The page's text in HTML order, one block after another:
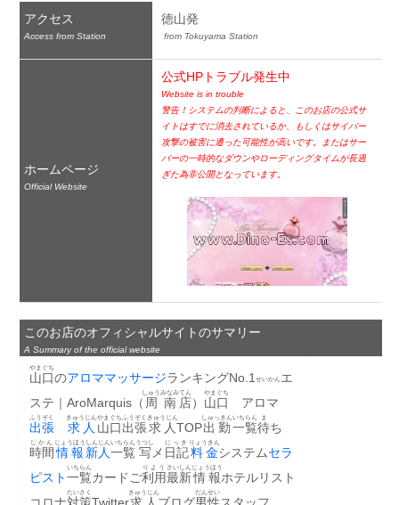
アクセス
Access from Station
徳山発
from Tokuyama Station
ホームページ
Official Website
公式HPトラブル発生中
Website is in trouble
警告！システムの判断によると、このお店の公式サ
イトはすでに消去されているか、もしくはサイバー
攻撃の被害に遭った可能性が高いです。またはサー
バーの一時的なダウンやローディングタイムが長過
ぎた為非公開となっています。
このお店のオフィシャルサイトのサマリー
A Summary of the official website
山口
やまぐち
のアロママッサージランキングNo.1 せいかん エ
ステ｜AroMarquis（ 周
しゅう
南
みなみ
店
てん
） 山口
やまぐち
アロマ
出張
ふうぞく
求人
きゅうじん
山口
やまぐち
出張
ふうぞく
求人
きゅうじん
TOP出勤
しゅっきん
一覧
いちらん
待
ま
ち
時間
じかん
情報
じょうほう
新人
しんじん
一覧
いちらん
写
うつし
メ 日記
にっき
料金
りょうきん
システムセラ
ピスト一覧
いちらん
カードご利用
りよう
最新
さいしん
情報
じょうほう
ホテルリスト
コロナ対策
たいさく
Twitter求人
きゅうじん
ブログ男性
だんせい
スタッフ